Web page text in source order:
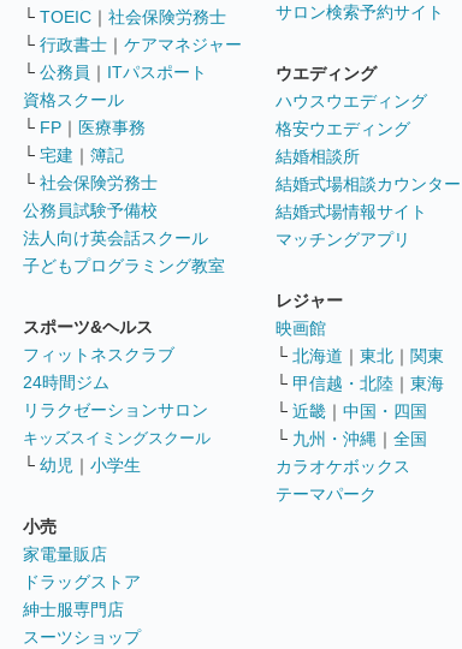
└ TOEIC ｜ 社会保険労務士
└ 行政書士 ｜ ケアマネジャー
└ 公務員 ｜ ITパスポート
資格スクール
└ FP ｜ 医療事務
└ 宅建 ｜ 簿記
└ 社会保険労務士
公務員試験予備校
法人向け英会話スクール
子どもプログラミング教室
スポーツ&ヘルス
フィットネスクラブ
24時間ジム
リラクゼーションサロン
キッズスイミングスクール
└ 幼児 ｜ 小学生
小売
家電量販店
ドラッグストア
紳士服専門店
スーツショップ
サロン検索予約サイト
ウエディング
ハウスウエディング
格安ウエディング
結婚相談所
結婚式場相談カウンター
結婚式場情報サイト
マッチングアプリ
レジャー
映画館
└ 北海道 ｜ 東北 ｜ 関東
└ 甲信越・北陸 ｜ 東海
└ 近畿 ｜ 中国・四国
└ 九州・沖縄 ｜ 全国
カラオケボックス
テーマパーク